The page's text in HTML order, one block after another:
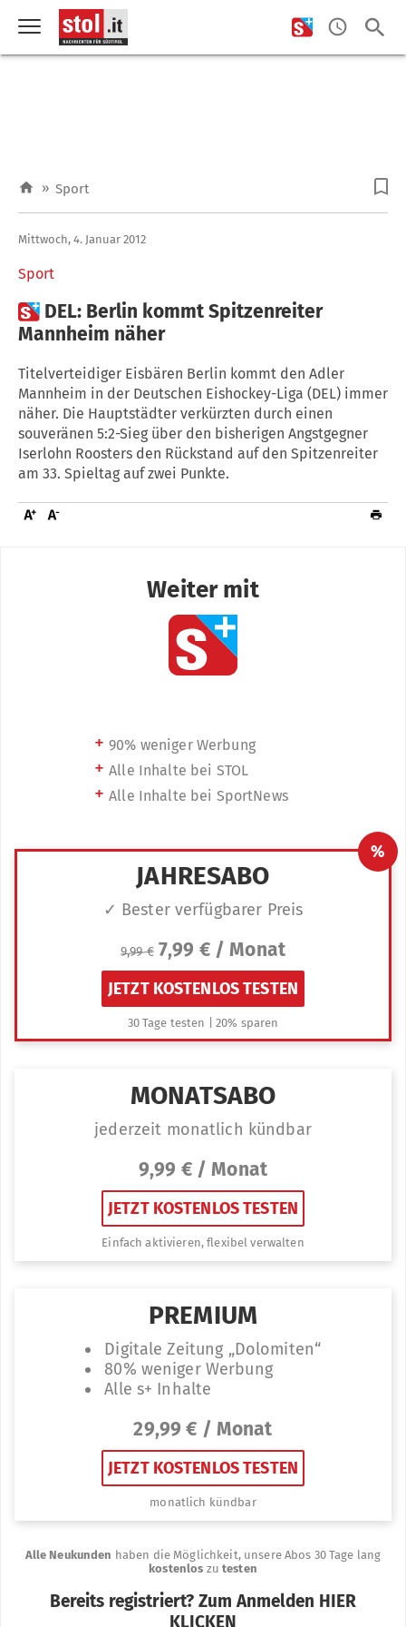
» Sport
Sport
Mittwoch, 4. Januar 2012
 DEL: Berlin kommt Spitzenreiter
Mannheim näher
Titelverteidiger Eisbären Berlin kommt den Adler
Mannheim in der Deutschen Eishockey-Liga (DEL) immer
näher. Die Hauptstädter verkürzten durch einen
souveränen 5:2-Sieg über den bisherigen Angstgegner
Iserlohn Roosters den Rückstand auf den Spitzenreiter
am 33. Spieltag auf zwei Punkte.